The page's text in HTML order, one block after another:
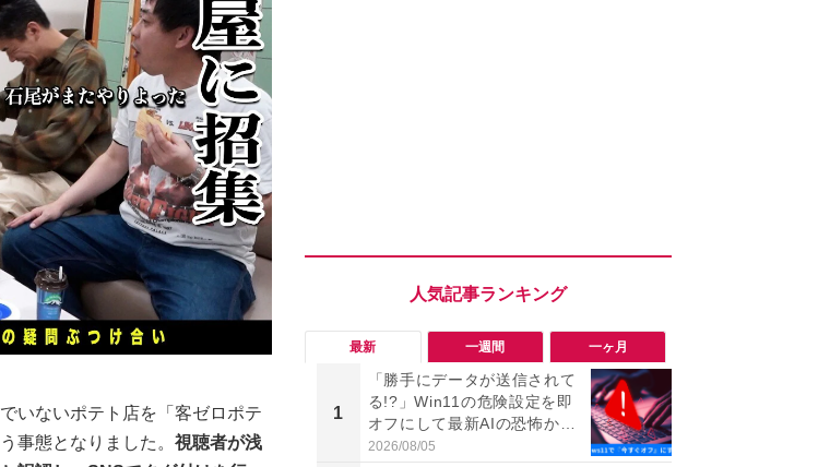
いないポテト店を「客ゼロポテ
事態となりました。 視聴者が浅
最新 一週間 一ヶ月
1
「勝手にデータが送信されて
る!?」Win11の危険設定を即
オフにして最新AIの恐怖から
身を守る技
2026/08/05